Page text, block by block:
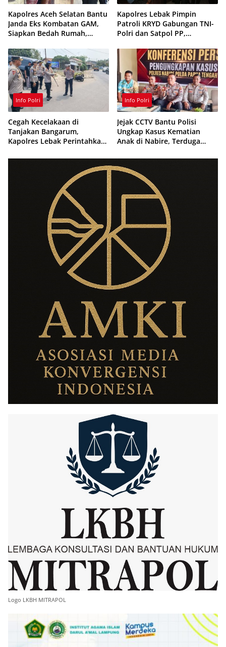
Kapolres Aceh Selatan Bantu
Janda Eks Kombatan GAM,
Siapkan Bedah Rumah,
Usaha
Kapolres Lebak Pimpin
Patroli KRYD Gabungan TNI-
Polri dan Satpol PP,
Balap Liar
Info Polri
Cegah Kecelakaan di
Tanjakan Bangarum,
Kapolres Lebak Perintahkan
Lintas
Info Polri
Jejak CCTV Bantu Polisi
Ungkap Kasus Kematian
Anak di Nabire, Terduga
Jam
Logo LKBH MITRAPOL